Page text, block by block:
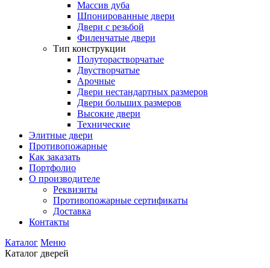
Массив дуба
Шпонированные двери
Двери с резьбой
Филенчатые двери
Тип конструкции
Полуторастворчатые
Двустворчатые
Арочные
Двери нестандартных размеров
Двери больших размеров
Высокие двери
Технические
Элитные двери
Противопожарные
Как заказать
Портфолио
О производителе
Реквизиты
Противопожарные сертификаты
Доставка
Контакты
Каталог Меню
Каталог дверей